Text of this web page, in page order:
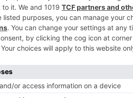
se ha coordinado el
de los hospitales ante la
112 a través del Terminal de
y salvamento para que
en los hospitales, centros de